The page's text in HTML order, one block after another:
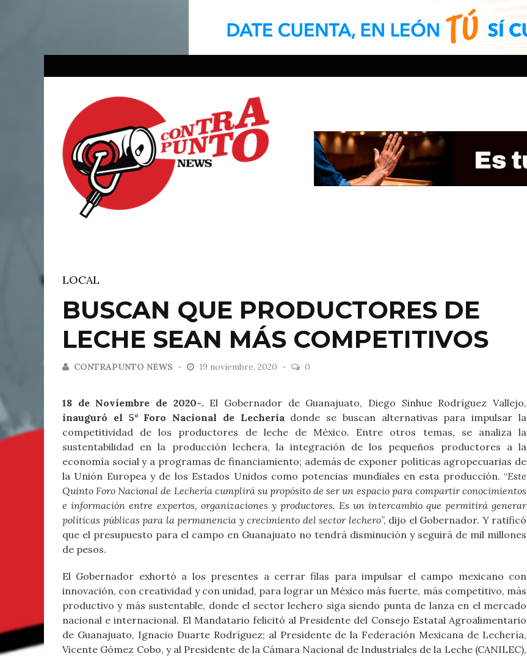
LOCAL
BUSCAN QUE PRODUCTORES DE
LECHE SEAN MÁS COMPETITIVOS
CONTRAPUNTO NEWS 19 noviembre, 2020 0
18 de Noviembre de 2020-.El Gobernador de Guanajuato, Diego Sinhue Rodríguez Vallejo,
inauguró el 5° Foro Nacional de Lechería donde se buscan alternativas para impulsar la
competitividad de los productores de leche de México. Entre otros temas, se analiza la
sustentabilidad en la producción lechera, la integración de los pequeños productores a la
economía social y a programas de financiamiento; además de exponer políticas agropecuarias de
la Unión Europea y de los Estados Unidos como potencias mundiales en esta producción. “Este
Quinto Foro Nacional de Lechería cumplirá su propósito de ser un espacio para compartir conocimientos
e información entre expertos, organizaciones y productores. Es un intercambio que permitirá generar
políticas públicas para la permanencia y crecimiento del sector lechero”, dijo el Gobernador. Y ratificó
que el presupuesto para el campo en Guanajuato no tendrá disminución y seguirá de mil millones
de pesos.
El Gobernador exhortó a los presentes a cerrar filas para impulsar el campo mexicano con
innovación, con creatividad y con unidad, para lograr un México más fuerte, más competitivo, más
productivo y más sustentable, donde el sector lechero siga siendo punta de lanza en el mercado
nacional e internacional. El Mandatario felicitó al Presidente del Consejo Estatal Agroalimentario
de Guanajuato, Ignacio Duarte Rodríguez; al Presidente de la Federación Mexicana de Lechería,
Vicente Gómez Cobo, y al Presidente de la Cámara Nacional de Industriales de la Leche (CANILEC),